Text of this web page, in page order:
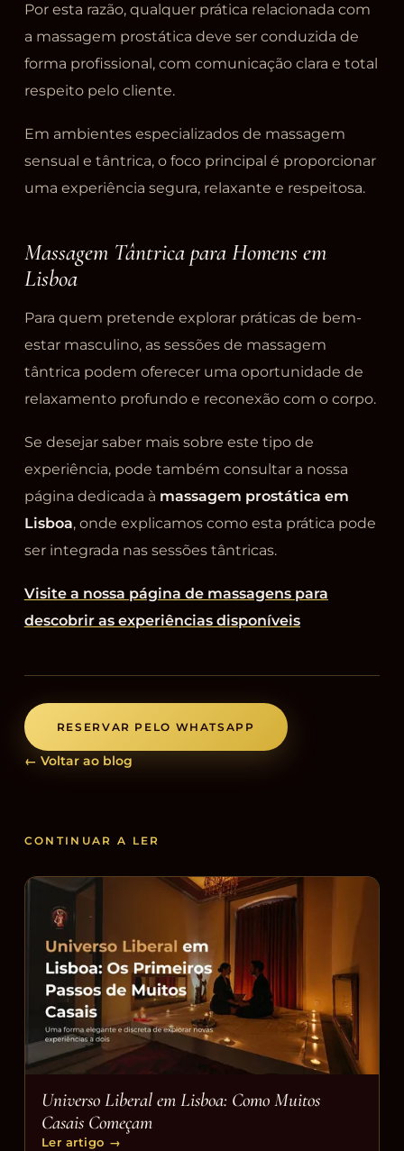
Por esta razão, qualquer prática relacionada com
a massagem prostática deve ser conduzida de
forma profissional, com comunicação clara e total
respeito pelo cliente.
Em ambientes especializados de massagem
sensual e tântrica, o foco principal é proporcionar
uma experiência segura, relaxante e respeitosa.
Massagem Tântrica para Homens em
Lisboa
Para quem pretende explorar práticas de bem-
estar masculino, as sessões de massagem
tântrica podem oferecer uma oportunidade de
relaxamento profundo e reconexão com o corpo.
Se desejar saber mais sobre este tipo de
experiência, pode também consultar a nossa
página dedicada à massagem prostática em
Lisboa, onde explicamos como esta prática pode
ser integrada nas sessões tântricas.
Visite a nossa página de massagens para
descobrir as experiências disponíveis
RESERVAR PELO WHATSAPP
← Voltar ao blog
CONTINUAR A LER
Universo Liberal em Lisboa: Como Muitos
Casais Começam
Ler artigo →